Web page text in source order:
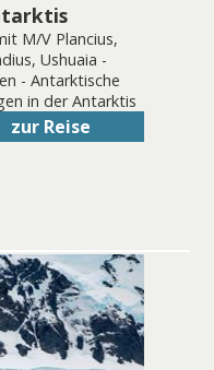
M/V Plancius,
Ushuaia -
- Antarktische
in der Antarktis
zur Reise